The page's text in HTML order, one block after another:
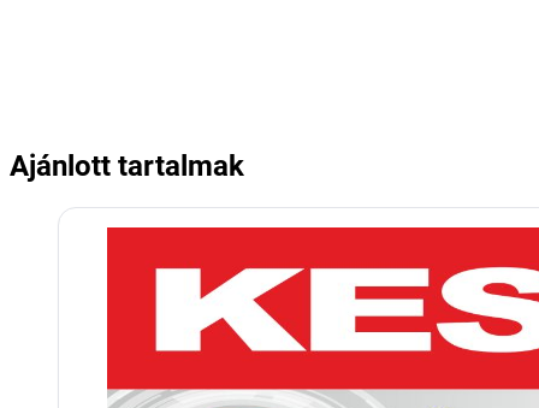
Ajánlott tartalmak